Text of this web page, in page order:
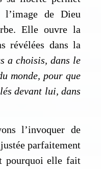
de Dieu
Elle ouvre la
révélées dans la
a choisis, dans le
monde, pour que
devant lui, dans
l’invoquer de
parfaitement
pourquoi elle fait